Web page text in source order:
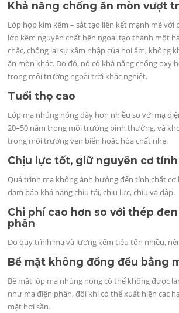
Khả năng chống ăn mòn vượt
Lớp hợp kim kẽm – sắt tạo liên kết mạnh mẽ với
lớp kẽm nguyên chất bên ngoài tạo thành một
chắc, chống lại sự xâm nhập của hơi ẩm, không
ăn mòn khác. Do đó, nó có khả năng chống oxy
trong môi trường ngoài trời khắc nghiệt.
Tuổi thọ cao
Lớp mạ nhúng nóng dày hơn nhiều so với mạ
20–50 năm trong môi trường bình thường, và
trong môi trường ven biển hoặc hóa chất nhẹ.
Chịu lực tốt, giữ nguyên cơ
Quá trình mạ không ảnh hưởng đến tính chất cơ
đảm bảo khả năng chịu tải, chịu lực, chịu va đập.
Chi phí cao hơn so với thép
phân
Do quy trình mạ và lượng kẽm tiêu tốn nhiều,
Bề mặt không đồng đều bằng
Bề mặt lớp mạ nhúng nóng có thể không được
như mạ điện phân, đôi khi có thể xuất hiện các
mặt hơi sần.